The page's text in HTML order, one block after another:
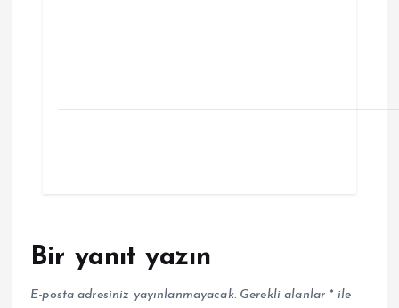
Bir yanıt yazın
E-posta adresiniz yayınlanmayacak. Gerekli alanlar *ile